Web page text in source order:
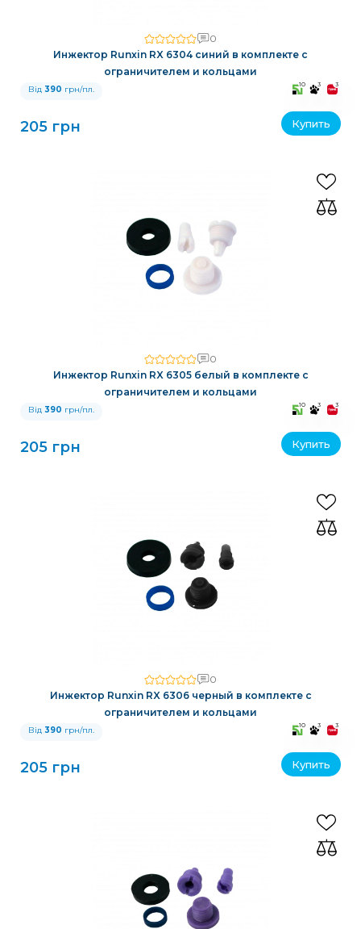
0
Инжектор Runxin RX 6304 синий в комплекте с
ограничителем и кольцами
Від 390 грн/пл. 10 3 3
205 грн Купить
0
Инжектор Runxin RX 6305 белый в комплекте с
ограничителем и кольцами
Від 390 грн/пл. 10 3 3
205 грн Купить
0
Инжектор Runxin RX 6306 черный в комплекте с
ограничителем и кольцами
Від 390 грн/пл. 10 3 3
205 грн Купить